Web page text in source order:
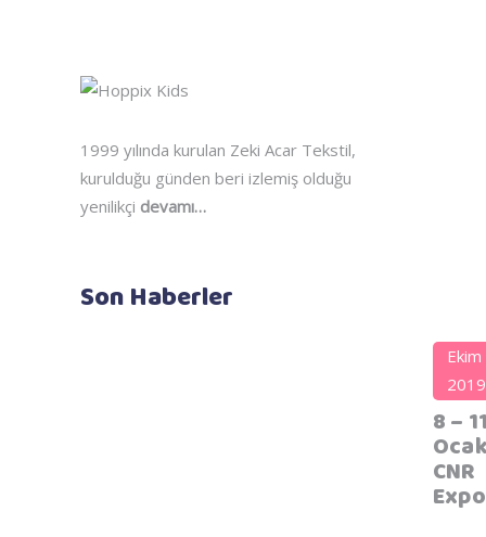
1999 yılında kurulan Zeki Acar Tekstil,
kurulduğu günden beri izlemiş olduğu
yenilikçi devamı…
Son Haberler
2019
8 –
CNR